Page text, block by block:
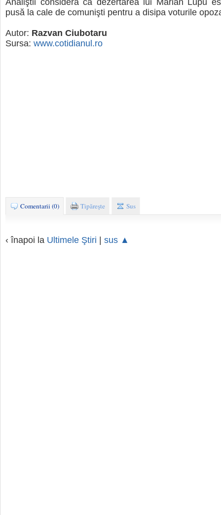
Analiştii consideră că dezertarea lui Marian Lupu
pusă la cale de comunişti pentru a disipa voturile
Autor: Razvan Ciubotaru
Sursa: www.cotidianul.ro
Comentarii (0) Tipăreşte Sus
‹ înapoi la Ultimele Ştiri sus ▲